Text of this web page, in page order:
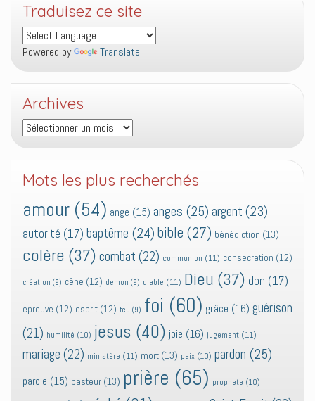
Traduisez ce site
Powered by Translate
Archives
Archives
Mots les plus recherchés
amour (54) ange (15) anges (25) argent (23)
autorité (17) baptême (24) bible (27) bénédiction (13)
colère (37) combat (22) communion (11) consecration (12)
création (9) cène (12) demon (9) diable (11) Dieu (37) don (17)
epreuve (12) esprit (12) feu (9) foi (60) grâce (16) guérison
(21) humilité (10) jesus (40) joie (16) jugement (11)
mariage (22) ministère (11) mort (13) paix (10) pardon (25)
parole (15) pasteur (13) prière (65) prophete (10)